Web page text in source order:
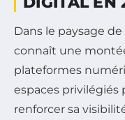
Dans le paysage
connaît une
plateformes
espaces privilégiés
renforcer sa